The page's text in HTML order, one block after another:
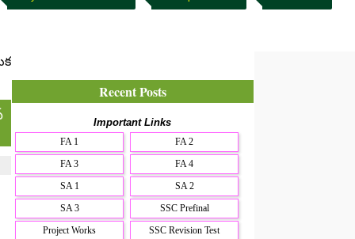
Recent Posts
Important Links
FA 1
FA 2
FA 3
FA 4
SA 1
SA 2
SA 3
SSC Prefinal
Project Works
SSC Revision Test